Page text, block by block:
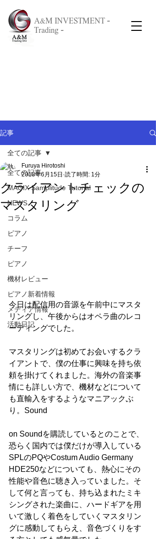
A&M INVESTMENT -
Trading -
記事
全ての記事
MAGIX Samplitude Tutorial
NEWS
コラム
ピアノ
チーフ
ピアノ
機材レビュー
ピアノ新着情報
メディア情報
活動日記
全ての記事
クライアントチェックの
マスタリング
Furuya Hirotoshi
2018年6月15日 読了時間: 1分
今日は配信用の音源を午前中にマスタ
リングし、午後からはオペラ曲のレコ
ーディングでした。
マスタリングは初めてお会いするクラ
イアントで、僕の仕事に興味を持ち依
頼を掛けてくれました。海外の音楽事
情にも詳しい方で、機材などについて
も直輸入をするようなマニアックぶ
り。Sound
on Soundを購読しているとのことで、
恐らく国内では僕だけが導入している
SPLのPQやCostum Audio Germany
HDE250などについても、熱心にその
性能や音色に聴き入っていました。そ
して何と言っても、持ち込まれたミキ
シングされた楽曲に、ハードギアを用
いて激しく着色をしていくマスタリン
グに感動してもらえ、音色づくりをす